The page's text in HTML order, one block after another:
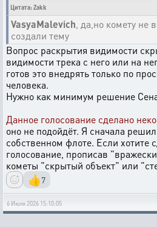
Цитата: Zakk
VasyaMalevich , да,но комету не
создали тему
Вопрос раскрытия видимости
видимости трека с него или на
готов это внедрять только по
человека.
Нужно как минимум решение
Данное голосование сделано
оно не подойдёт. Я сначала
собственном флоте. Если хотите
голосование, прописав
кометы "скрытый объект" или
👍7
6 Июля 2026 15:10:05